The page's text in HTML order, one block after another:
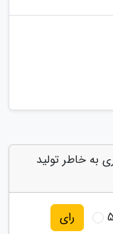
به خاطر تولید
5 رای